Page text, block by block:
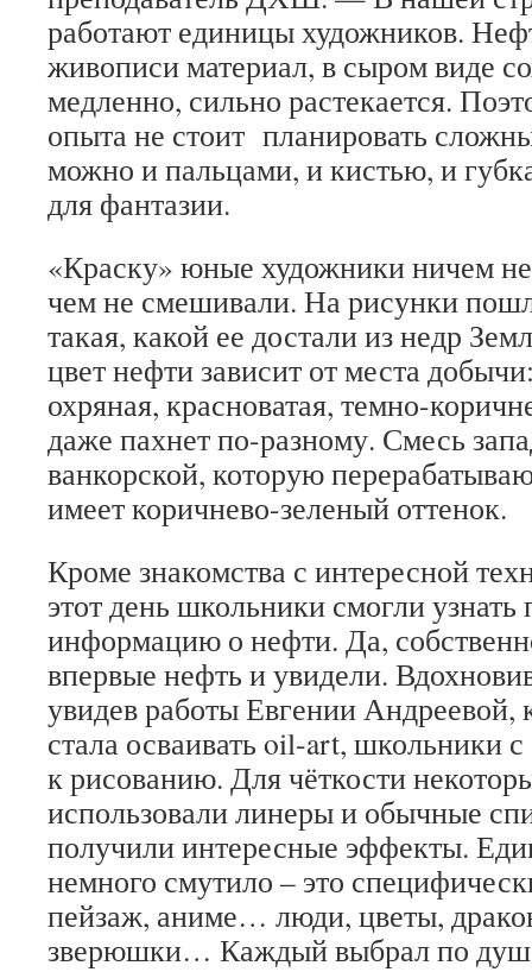
работают единицы художников.
живописи материал, в сыром виде
медленно, сильно растекается.
опыта не стоит планировать
можно и пальцами, и кистью, и
для фантазии.
«Краску» юные художники ничем
чем не смешивали. На рисунки
такая, какой ее достали из недр
цвет нефти зависит от места
охряная, красноватая, темно-
даже пахнет по-разному. Смесь
ванкорской, которую
имеет коричнево-зеленый оттенок.
Кроме знакомства с интересной
этот день школьники смогли
информацию о нефти. Да,
впервые нефть и увидели.
увидев работы Евгении Андреевой,
стала осваивать oil-art, школьники
к рисованию. Для чёткости
использовали линеры и обычные
получили интересные эффекты.
немного смутило – это
пейзаж, аниме… люди, цветы,
зверюшки… Каждый выбрал по